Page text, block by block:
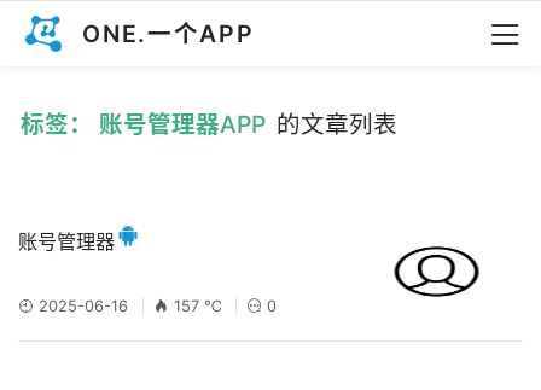
ONE.一个APP
标签： 账号管理器APP 的文章列表
账号管理器
2025-06-16 157 ℃ 0